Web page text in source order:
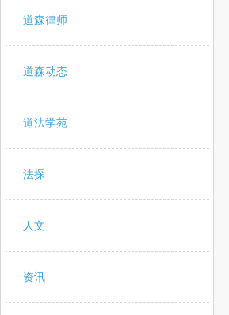
道森律师
道森动态
道法学苑
法探
人文
资讯